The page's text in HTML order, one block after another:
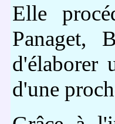
Elle
Panaget,
d'élaborer
d'une